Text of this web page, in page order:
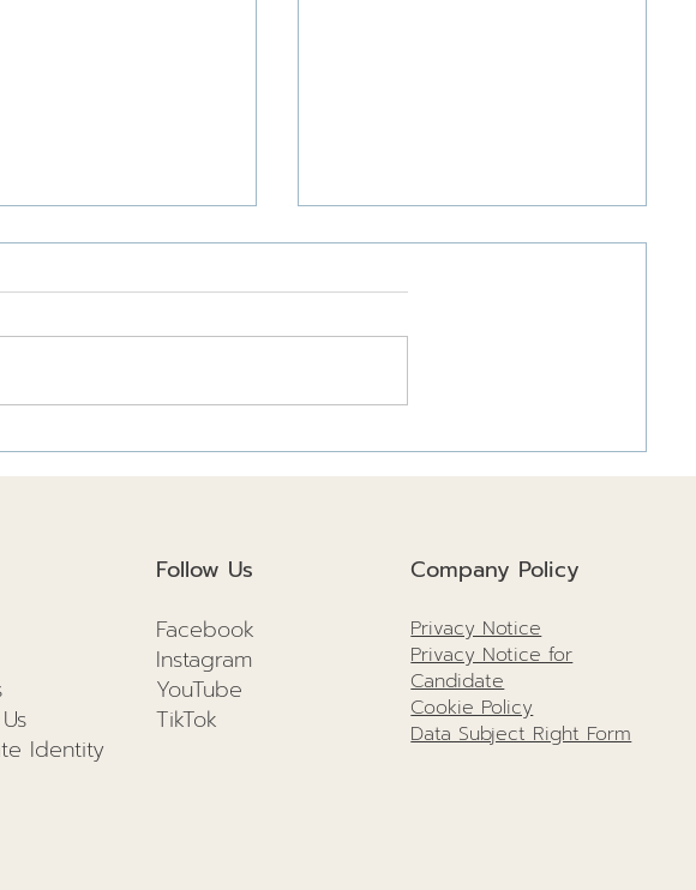
ร้างยั่งยืนปี
วทางเพื่อสิ่งแวดล้อม
3 เรื่องควรรู้ โครงสร้างสำเร็จดี
ต่อการก่อสร้างยังไง!!
Identity
Follow Us
Facebook
Instagram
YouTube
TikTok
Company Policy
Privacy Notice
Privacy Notice for
Candidate
Cookie Policy
Data Subject Right Form